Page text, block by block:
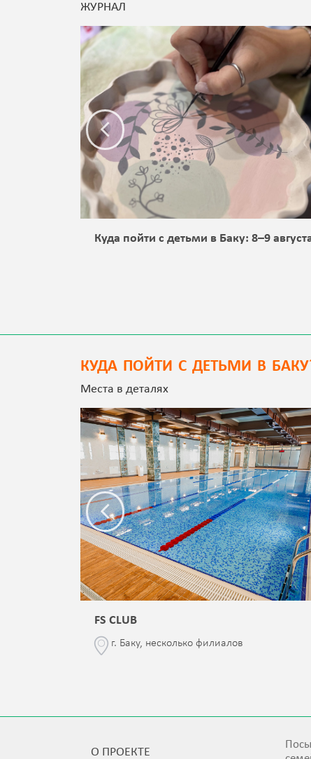
ЖУРНАЛ
Куда пойти с детьми в Баку: 8–9
КУДА ПОЙТИ С ДЕТЬМИ В
Места в деталях
FS CLUB
г. Баку, несколько филиалов
О ПРОЕКТЕ